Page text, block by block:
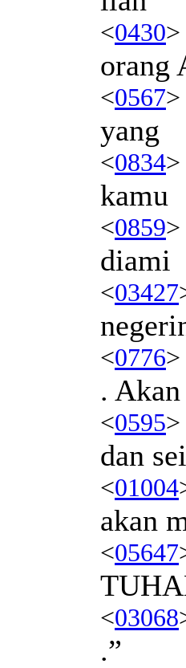
<0430>
orang
<0567>
yang
<0834>
kamu
<0859>
diami
<03427
<0776>
.
<0595>
dan
<01004
akan
<05647
<03068
.”